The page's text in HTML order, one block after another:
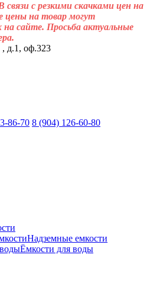
с резкими скачками цен на
цены на товар могут
сайте. Просьба актуальные
, д.1, оф.323
86-70 8 (904) 126-60-80
Надземные емкости
Ёмкости для воды